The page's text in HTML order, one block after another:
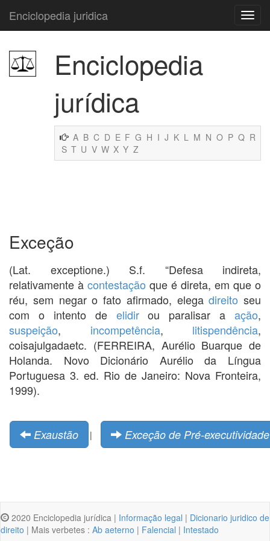
Enciclopedia juridica
Enciclopedia
jurídica
A B C D E F G H I J K L M N O P Q R
S T U V W X Y Z
Exceção
(Lat. exceptione.) S.f. “Defesa indireta,
relativamente à contestação que é direta, em que o
réu, sem negar o fato afirmado, elegadireito seu
com o intento de elidirou paralisar a ação,
suspeição, incompetência, litispendência,
coisajulgadaetc. (FERREIRA, Aurélio Buarque de
Holanda. Novo Dicionário Aurélio da Língua
Portuguesa 3. ed. Rio de Janeiro: Nova Fronteira,
1999).
Exaustão | Exceção de Pré-executividade
2020 Enciclopedia jurídica | Informação legal | Dicionario juridico de
direito | Mais verbetes : Ab aeterno | Falencial | Intestado